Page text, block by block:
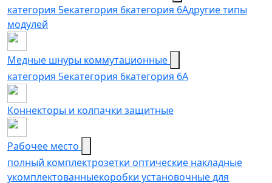
категория 5екатегория 6категория 6Aдругие типы
модулей
Медные шнуры коммутационные
категория 5eкатегория 6категория 6A
Коннекторы и колпачки защитные
Рабочее место
полный комплектрозетки оптические накладные
укомплектованныекоробки установочные для